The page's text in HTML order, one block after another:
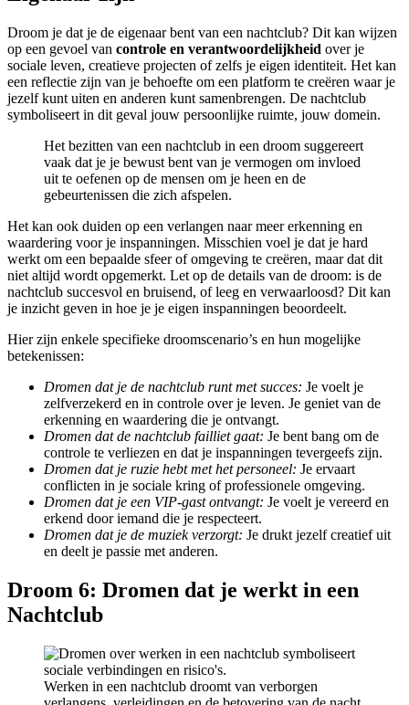
Droom je dat je de eigenaar bent van een nachtclub? Dit kan wijzen
op een gevoel van controle en verantwoordelijkheid over je
sociale leven, creatieve projecten of zelfs je eigen identiteit. Het kan
een reflectie zijn van je behoefte om een platform te creëren waar je
jezelf kunt uiten en anderen kunt samenbrengen. De nachtclub
symboliseert in dit geval jouw persoonlijke ruimte, jouw domein.
Het bezitten van een nachtclub in een droom suggereert
vaak dat je je bewust bent van je vermogen om invloed
uit te oefenen op de mensen om je heen en de
gebeurtenissen die zich afspelen.
Het kan ook duiden op een verlangen naar meer erkenning en
waardering voor je inspanningen. Misschien voel je dat je hard
werkt om een bepaalde sfeer of omgeving te creëren, maar dat dit
niet altijd wordt opgemerkt. Let op de details van de droom: is de
nachtclub succesvol en bruisend, of leeg en verwaarloosd? Dit kan
je inzicht geven in hoe je je eigen inspanningen beoordeelt.
Hier zijn enkele specifieke droomscenario’s en hun mogelijke
betekenissen:
Dromen dat je de nachtclub runt met succes: Je voelt je
zelfverzekerd en in controle over je leven. Je geniet van de
erkenning en waardering die je ontvangt.
Dromen dat de nachtclub failliet gaat: Je bent bang om de
controle te verliezen en dat je inspanningen tevergeefs zijn.
Dromen dat je ruzie hebt met het personeel: Je ervaart
conflicten in je sociale kring of professionele omgeving.
Dromen dat je een VIP-gast ontvangt: Je voelt je vereerd en
erkend door iemand die je respecteert.
Dromen dat je de muziek verzorgt: Je drukt jezelf creatief uit
en deelt je passie met anderen.
Droom 6: Dromen dat je werkt in een
Nachtclub
Werken in een nachtclub droomt van verborgen